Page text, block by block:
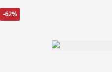
-62%